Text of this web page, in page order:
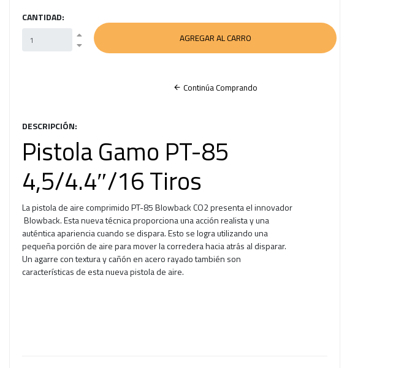
CANTIDAD:
Continúa Comprando
DESCRIPCIÓN:
Pistola Gamo PT-85
4,5/4.4″/16 Tiros
La pistola de aire comprimido PT-85 Blowback CO2 presenta el innovador
Blowback. Esta nueva técnica proporciona una acción realista y una
auténtica apariencia cuando se dispara. Esto se logra utilizando una
pequeña porción de aire para mover la corredera hacia atrás al disparar.
Un agarre con textura y cañón en acero rayado también son
características de esta nueva pistola de aire.